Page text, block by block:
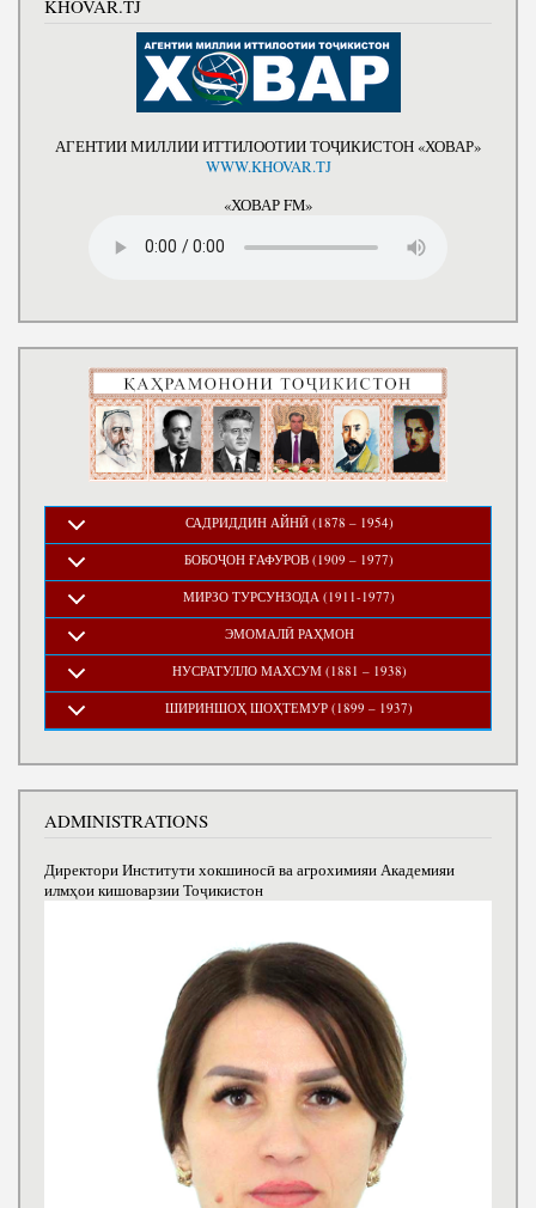
KHOVAR.TJ
АГЕНТИИ МИЛЛИИ ИТТИЛООТИИ ТОҶИКИСТОН «ХОВАР»
WWW.KHOVAR.TJ
«ХОВАР FM»
САДРИДДИН АЙНӢ (1878 – 1954)
БОБОҶОН ҒАФУРОВ (1909 – 1977)
МИРЗО ТУРСУНЗОДА (1911-1977)
ЭМОМАЛӢ РАҲМОН
НУСРАТУЛЛО МАХСУМ (1881 – 1938)
ШИРИНШОҲ ШОҲТЕМУР (1899 – 1937)
ADMINISTRATIONS
Директори Институти хокшиносӣ ва агрохимияи Академияи
илмҳои кишоварзии Тоҷикистон